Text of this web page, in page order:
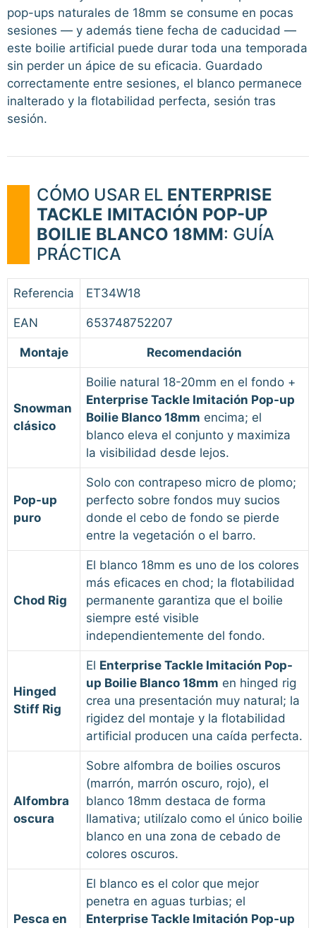
pop-ups naturales de 18mm se consume en pocas
sesiones — y además tiene fecha de caducidad —
este boilie artificial puede durar toda una temporada
sin perder un ápice de su eficacia. Guardado
correctamente entre sesiones, el blanco permanece
inalterado y la flotabilidad perfecta, sesión tras
sesión.
CÓMO USAR EL ENTERPRISE
TACKLE IMITACIÓN POP-UP
BOILIE BLANCO 18MM: GUÍA
PRÁCTICA
Referencia ET34W18
EAN 653748752207
Montaje Recomendación
Snowman
clásico
Boilie natural 18-20mm en el fondo +
Enterprise Tackle Imitación Pop-up
Boilie Blanco 18mm encima; el
blanco eleva el conjunto y maximiza
la visibilidad desde lejos.
Pop-up
puro
Solo con contrapeso micro de plomo;
perfecto sobre fondos muy sucios
donde el cebo de fondo se pierde
entre la vegetación o el barro.
Chod Rig
El blanco 18mm es uno de los colores
más eficaces en chod; la flotabilidad
permanente garantiza que el boilie
siempre esté visible
independientemente del fondo.
Hinged
Stiff Rig
El Enterprise Tackle Imitación Pop-
up Boilie Blanco 18mm en hinged rig
crea una presentación muy natural; la
rigidez del montaje y la flotabilidad
artificial producen una caída perfecta.
Alfombra
oscura
Sobre alfombra de boilies oscuros
(marrón, marrón oscuro, rojo), el
blanco 18mm destaca de forma
llamativa; utilízalo como el único boilie
blanco en una zona de cebado de
colores oscuros.
Pesca en
El blanco es el color que mejor
penetra en aguas turbias; el
Enterprise Tackle Imitación Pop-up